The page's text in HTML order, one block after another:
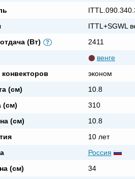
ITTL+SGWL
(Вт)
?
2411
венге
конвекторов
эконом
(см)
10.8
(см)
310
(см)
10.8
10 лет
Россия
(см)
34